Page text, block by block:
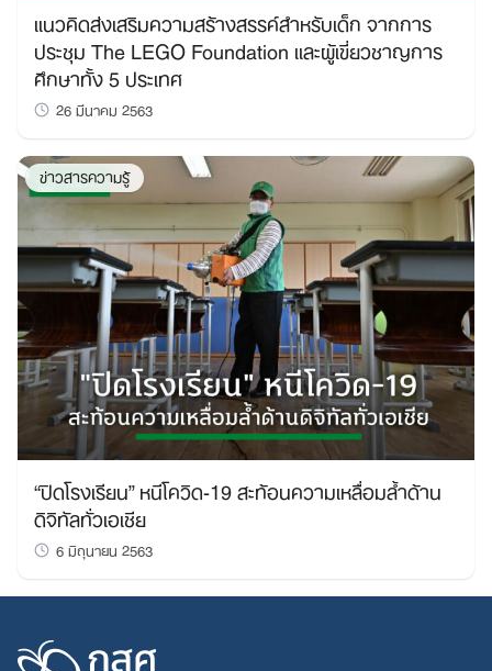
แนวคิดส่งเสริมความสร้างสรรค์สำหรับเด็ก จากการ
ประชุม The LEGO Foundation และผู้เขี่ยวชาญการ
ศึกษาทั้ง 5 ประเทศ
26 มีนาคม 2563
ข่าวสารความรู้
“ปิดโรงเรียน” หนีโควิด-19 สะท้อนความเหลื่อมล้ำด้าน
ดิจิทัลทั่วเอเชีย
6 มิถุนายน 2563